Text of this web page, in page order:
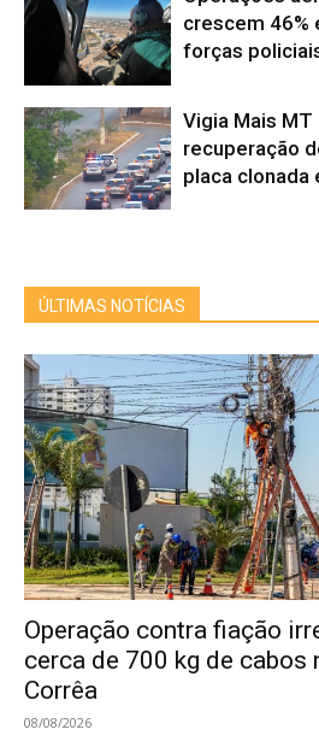
crescem 46%
forças
Vigia Mais MT
recuperação
placa clonada
ÚLTIMAS NOTÍCIAS
Operação contra fiação
cerca de 700 kg de cabos
Corrêa
08/08/2026